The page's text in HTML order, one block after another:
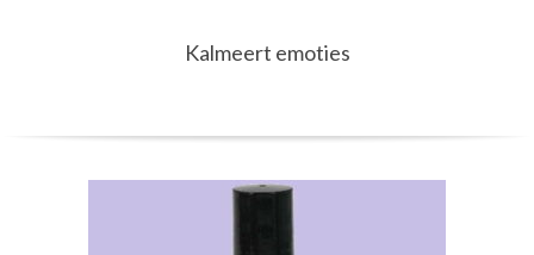
Kalmeert emoties